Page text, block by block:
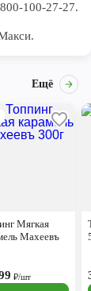
100-27-27.
Ещё
Мягкая
Махеевъ
₽/шт